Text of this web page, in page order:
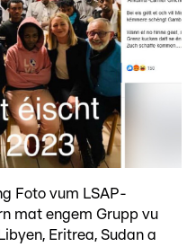
Foto vum LSAP-
mat engem Grupp vu
Eritrea, Sudan a